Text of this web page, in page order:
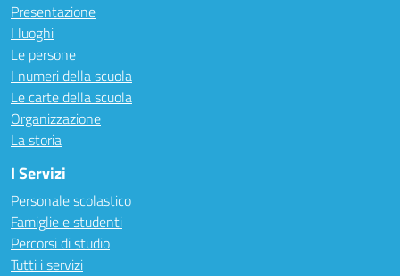
Presentazione
I luoghi
Le persone
I numeri della scuola
Le carte della scuola
Organizzazione
La storia
I Servizi
Personale scolastico
Famiglie e studenti
Percorsi di studio
Tutti i servizi